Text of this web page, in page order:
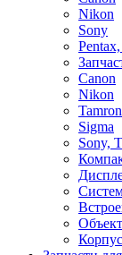
Nikon
Sony
Canon
Nikon
Tamron
Sigma
Sony,